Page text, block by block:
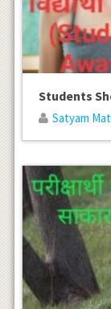
Students
Satyam